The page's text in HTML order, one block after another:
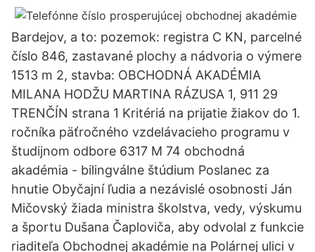
Bardejov, a to: pozemok: registra C KN, parcelné
číslo 846, zastavané plochy a nádvoria o výmere
1513 m 2, stavba: OBCHODNÁ AKADÉMIA
MILANA HODŽU MARTINA RÁZUSA 1, 911 29
TRENČÍN strana 1 Kritériá na prijatie žiakov do 1.
ročníka päťročného vzdelávacieho programu v
študijnom odbore 6317 M 74 obchodná
akadémia - bilingválne štúdium Poslanec za
hnutie Obyčajní ľudia a nezávislé osobnosti Ján
Mičovský žiada ministra školstva, vedy, výskumu
a športu Dušana Čaploviča, aby odvolal z funkcie
riaditeľa Obchodnej akadémie na Polárnej ulici v